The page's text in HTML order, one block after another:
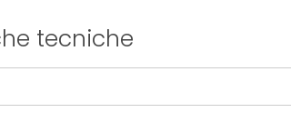
tecniche